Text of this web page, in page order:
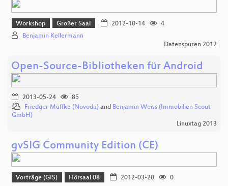
Workshop Großer Saal 2012-10-14
4
Benjamin Kellermann
Datenspuren 2012
Open-Source-Bibliotheken für Android
2013-05-24
85
Friedger Müffke (Novoda) and Benjamin Weiss (Immobilien Scout
GmbH)
Linuxtag 2013
gvSIG Community Edition (CE)
Vorträge (GIS) Hörsaal 08 2012-03-20
0